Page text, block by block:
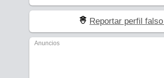
Reportar perfil
Anuncios